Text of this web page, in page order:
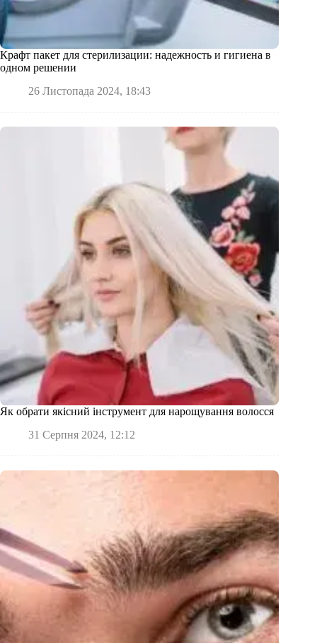
Крафт пакет для стерилизации: надежность и гигиена в
одном решении
26 Листопада 2024, 18:43
Як обрати якісний інструмент для нарощування волосся
31 Серпня 2024, 12:12